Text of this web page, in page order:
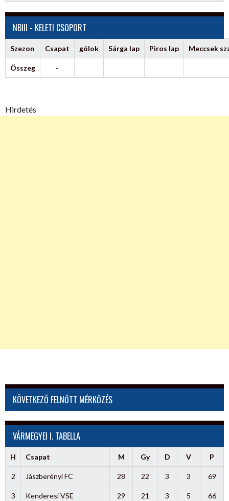
NBIII - KELETI CSOPORT
Szezon Csapat gólok Sárga lap Piros lap Meccsek
Összeg -
Hirdetés
KÖVETKEZŐ FELNŐTT MÉRKŐZÉS
VÁRMEGYEI I. TABELLA
H Csapat M Gy D V P
2 Jászberényi FC 28 22 3 3 69
3 Kenderesi VSE 29 21 3 5 66